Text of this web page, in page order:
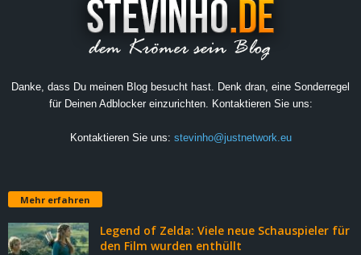
Danke, dass Du meinen Blog besucht hast. Denk dran, eine Sonderregel
für Deinen Adblocker einzurichten. Kontaktieren Sie uns:
Kontaktieren Sie uns: stevinho@justnetwork.eu
Mehr erfahren
Legend of Zelda: Viele neue Schauspieler für
den Film wurden enthüllt